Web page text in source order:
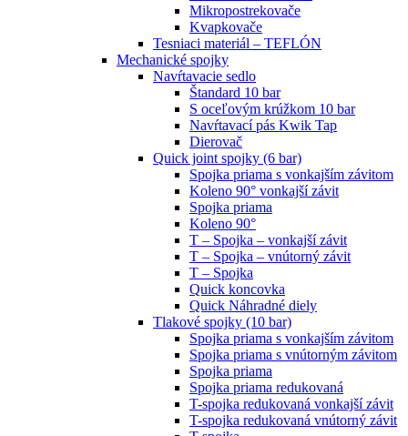
Mikropostrekovače
Kvapkovače
Tesniaci materiál – TEFLÓN
Mechanické spojky
Navŕtavacie sedlo
Štandard 10 bar
S oceľovým krúžkom 10 bar
Navŕtavací pás Kwik Tap
Dierovač
Quick joint spojky (6 bar)
Spojka priama s vonkajším závitom
Koleno 90° vonkajší závit
Spojka priama
Koleno 90°
T – Spojka – vonkajší závit
T – Spojka – vnútorný závit
T – Spojka
Quick koncovka
Quick Náhradné diely
Tlakové spojky (10 bar)
Spojka priama s vonkajším závitom
Spojka priama s vnútorným závitom
Spojka priama
Spojka priama redukovaná
T-spojka redukovaná vonkajší závit
T-spojka redukovaná vnútorný závit